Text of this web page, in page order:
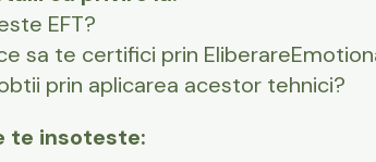
EFT?
te certifici prin
prin aplicarea acestor tehnici?
te insoteste: